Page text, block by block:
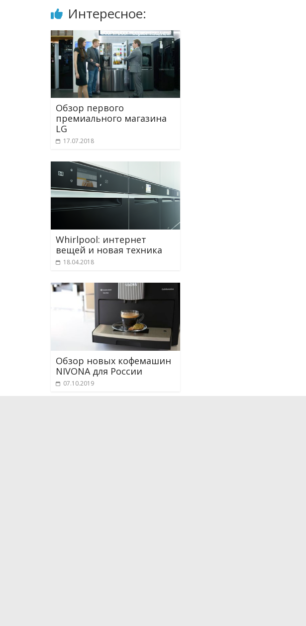
Интересное:
Обзор первого
премиального магазина
LG
17.07.2018
Whirlpool: интернет
вещей и новая техника
18.04.2018
Обзор новых кофемашин
NIVONA для России
07.10.2019